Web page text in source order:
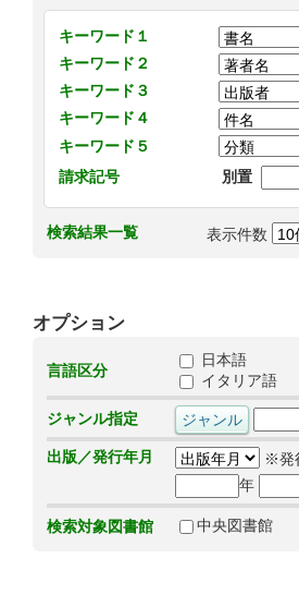
キーワード１
キーワード２
キーワード３
キーワード４
キーワード５
請求記号
別置
検索結果一覧 表示件数
オプション
言語区分
日本語
イタリア語
ジャンル指定
出版／発行年月
※発
年
検索対象図書館 中央図書館